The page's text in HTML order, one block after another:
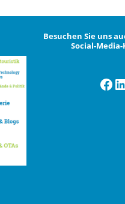
Besuchen Sie uns
Social-